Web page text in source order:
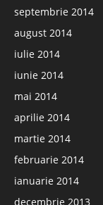
septembrie 2014
august 2014
iulie 2014
iunie 2014
mai 2014
aprilie 2014
martie 2014
februarie 2014
ianuarie 2014
decembrie 2013